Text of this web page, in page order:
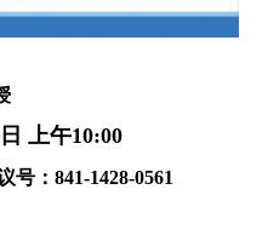
上午10:00
号：841-1428-0561